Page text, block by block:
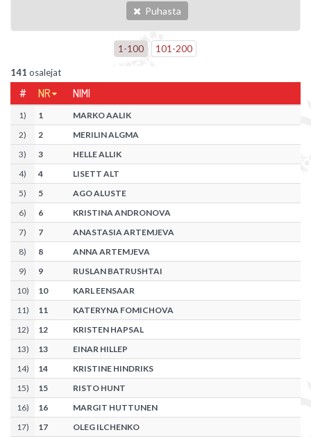
Puhasta
1-100 101-200
141 osalejat
# NR NIMI
1) 1
MARKO AALIK
2) 2
MERILIN ALGMA
3) 3
HELLE ALLIK
4) 4
LISETT ALT
5) 5
AGO ALUSTE
6) 6
KRISTINA ANDRONOVA
7) 7
ANASTASIA ARTEMJEVA
8) 8
ANNA ARTEMJEVA
9) 9
RUSLAN BATRUSHTAI
10) 10
KARL EENSAAR
11) 11
KATERYNA FOMICHOVA
12) 12
KRISTEN HAPSAL
13) 13
EINAR HILLEP
14) 14
KRISTINE HINDRIKS
15) 15
RISTO HUNT
16) 16
MARGIT HUTTUNEN
17) 17
OLEG ILCHENKO